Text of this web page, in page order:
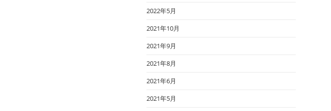
2022年5月
2021年10月
2021年9月
2021年8月
2021年6月
2021年5月